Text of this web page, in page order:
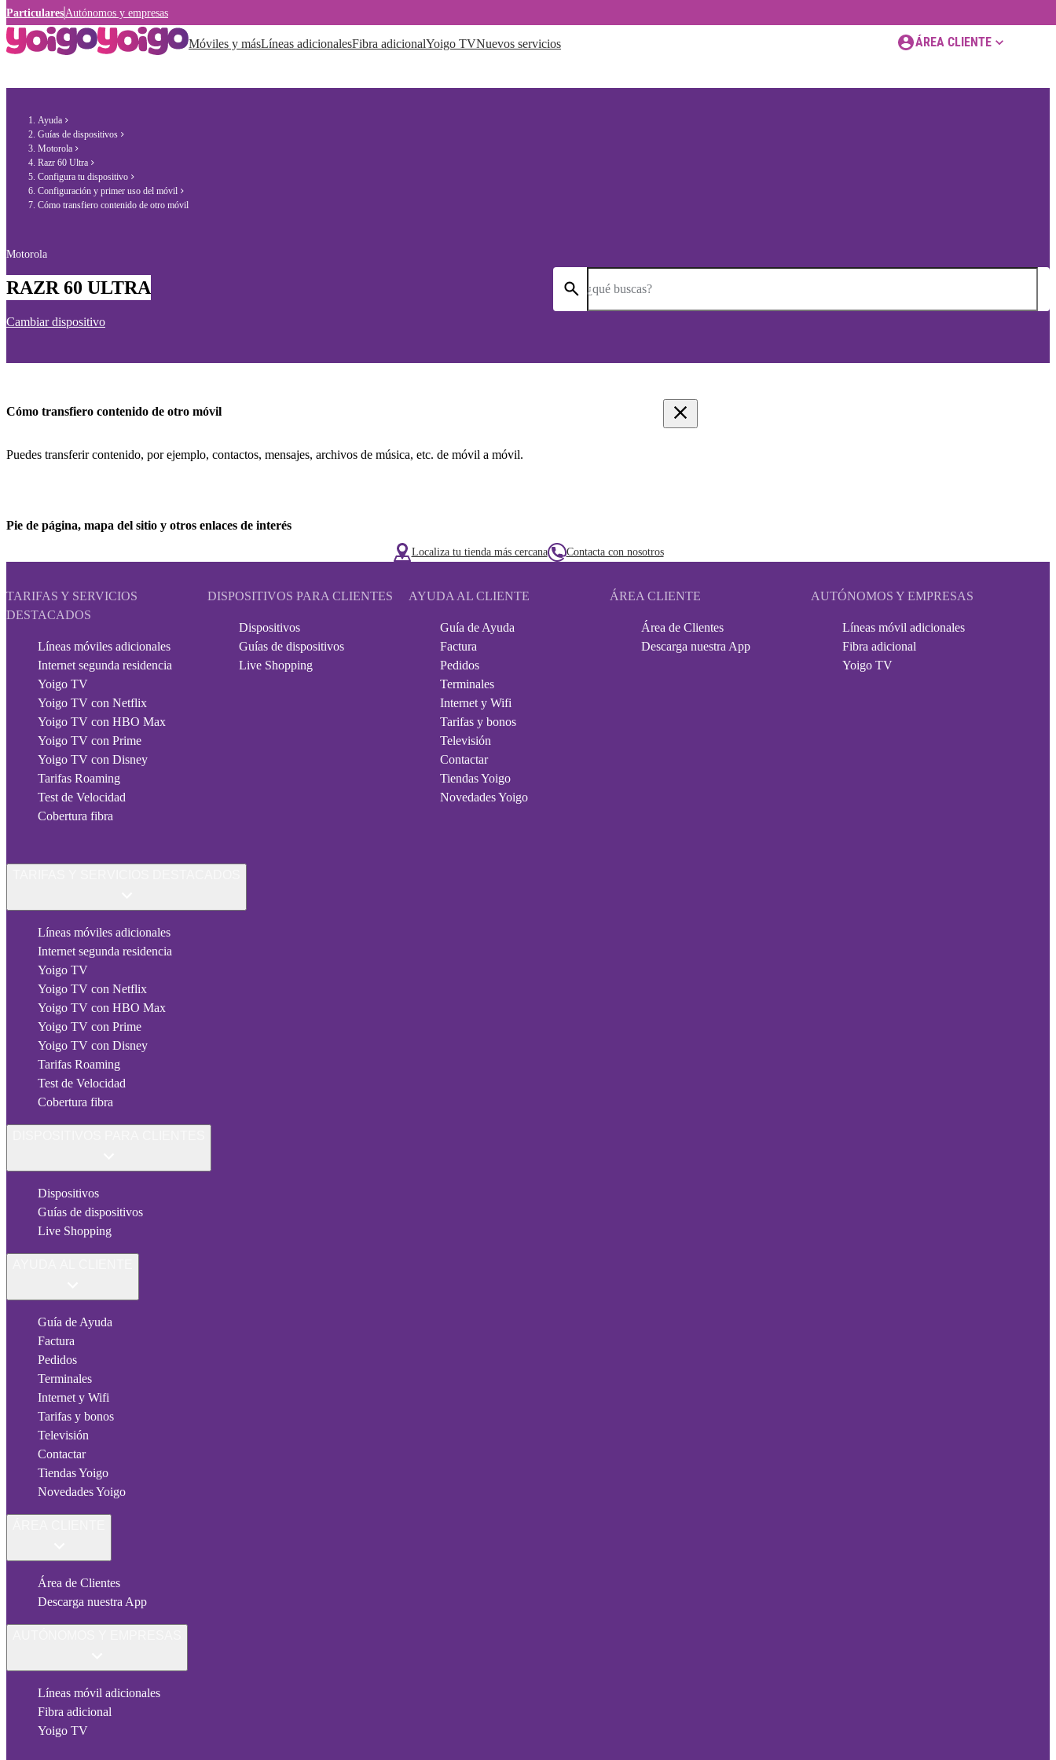
Particulares Autónomos y empresas
Móviles y másLíneas adicionalesFibra adicionalYoigo TVNuevos servicios ÁREA CLIENTE
Ayuda
Guías de dispositivos
Motorola
Razr 60 Ultra
Configura tu dispositivo
Configuración y primer uso del móvil
Cómo transfiero contenido de otro móvil
Motorola
RAZR 60 ULTRA
Cambiar dispositivo
¿qué buscas?
Cómo transfiero contenido de otro móvil
Puedes transferir contenido, por ejemplo, contactos, mensajes, archivos de música, etc. de móvil a móvil.
Pie de página, mapa del sitio y otros enlaces de interés
Localiza tu tienda más cercana Contacta con nosotros
TARIFAS Y SERVICIOS
DESTACADOS
Líneas móviles adicionales
Internet segunda residencia
Yoigo TV
Yoigo TV con Netflix
Yoigo TV con HBO Max
Yoigo TV con Prime
Yoigo TV con Disney
Tarifas Roaming
Test de Velocidad
Cobertura fibra
DISPOSITIVOS PARA CLIENTES
Dispositivos
Guías de dispositivos
Live Shopping
AYUDA AL CLIENTE
Guía de Ayuda
Factura
Pedidos
Terminales
Internet y Wifi
Tarifas y bonos
Televisión
Contactar
Tiendas Yoigo
Novedades Yoigo
ÁREA CLIENTE
Área de Clientes
Descarga nuestra App
AUTÓNOMOS Y EMPRESAS
Líneas móvil adicionales
Fibra adicional
Yoigo TV
Líneas móviles adicionales
Internet segunda residencia
Yoigo TV
Yoigo TV con Netflix
Yoigo TV con HBO Max
Yoigo TV con Prime
Yoigo TV con Disney
Tarifas Roaming
Test de Velocidad
Cobertura fibra
Dispositivos
Guías de dispositivos
Live Shopping
Guía de Ayuda
Factura
Pedidos
Terminales
Internet y Wifi
Tarifas y bonos
Televisión
Contactar
Tiendas Yoigo
Novedades Yoigo
Área de Clientes
Descarga nuestra App
Líneas móvil adicionales
Fibra adicional
Yoigo TV